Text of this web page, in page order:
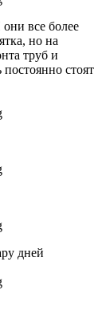
все более
но на
труб и
постоянно стоят
дней